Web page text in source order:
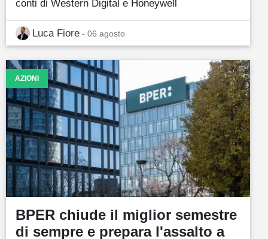
conti di Western Digital e Honeywell
Luca Fiore - 06 agosto
AZIONI
BPER chiude il miglior semestre
di sempre e prepara l'assalto a